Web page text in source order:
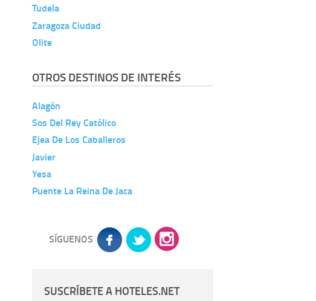
Tudela
Zaragoza Ciudad
Olite
OTROS DESTINOS DE INTERÉS
Alagón
Sos Del Rey Católico
Ejea De Los Caballeros
Javier
Yesa
Puente La Reina De Jaca
SÍGUENOS
SUSCRÍBETE A HOTELES.NET